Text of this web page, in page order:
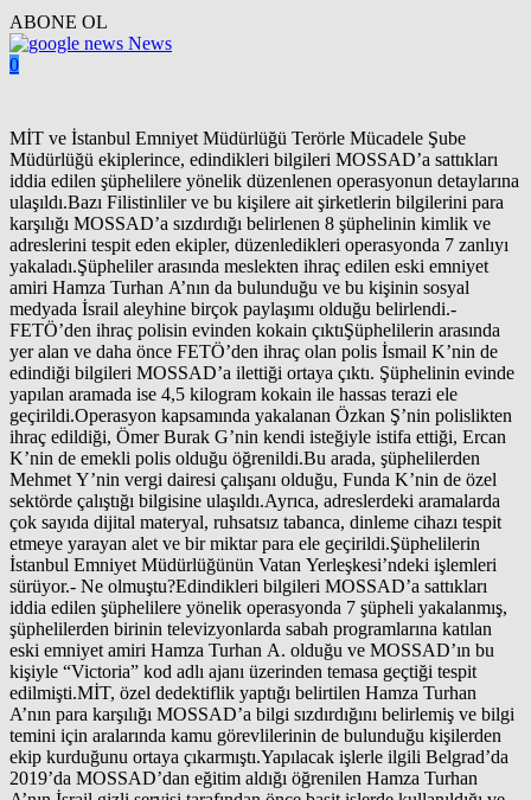
ABONE OL
News
0
MİT ve İstanbul Emniyet Müdürlüğü Terörle Mücadele Şube
Müdürlüğü ekiplerince, edindikleri bilgileri MOSSAD’a sattıkları
iddia edilen şüphelilere yönelik düzenlenen operasyonun detaylarına
ulaşıldı.Bazı Filistinliler ve bu kişilere ait şirketlerin bilgilerini para
karşılığı MOSSAD’a sızdırdığı belirlenen 8 şüphelinin kimlik ve
adreslerini tespit eden ekipler, düzenledikleri operasyonda 7 zanlıyı
yakaladı.Şüpheliler arasında meslekten ihraç edilen eski emniyet
amiri Hamza Turhan A’nın da bulunduğu ve bu kişinin sosyal
medyada İsrail aleyhine birçok paylaşımı olduğu belirlendi.-
FETÖ’den ihraç polisin evinden kokain çıktıŞüphelilerin arasında
yer alan ve daha önce FETÖ’den ihraç olan polis İsmail K’nin de
edindiği bilgileri MOSSAD’a ilettiği ortaya çıktı. Şüphelinin evinde
yapılan aramada ise 4,5 kilogram kokain ile hassas terazi ele
geçirildi.Operasyon kapsamında yakalanan Özkan Ş’nin polislikten
ihraç edildiği, Ömer Burak G’nin kendi isteğiyle istifa ettiği, Ercan
K’nin de emekli polis olduğu öğrenildi.Bu arada, şüphelilerden
Mehmet Y’nin vergi dairesi çalışanı olduğu, Funda K’nin de özel
sektörde çalıştığı bilgisine ulaşıldı.Ayrıca, adreslerdeki aramalarda
çok sayıda dijital materyal, ruhsatsız tabanca, dinleme cihazı tespit
etmeye yarayan alet ve bir miktar para ele geçirildi.Şüphelilerin
İstanbul Emniyet Müdürlüğünün Vatan Yerleşkesi’ndeki işlemleri
sürüyor.- Ne olmuştu?Edindikleri bilgileri MOSSAD’a sattıkları
iddia edilen şüphelilere yönelik operasyonda 7 şüpheli yakalanmış,
şüphelilerden birinin televizyonlarda sabah programlarına katılan
eski emniyet amiri Hamza Turhan A. olduğu ve MOSSAD’ın bu
kişiyle “Victoria” kod adlı ajanı üzerinden temasa geçtiği tespit
edilmişti.MİT, özel dedektiflik yaptığı belirtilen Hamza Turhan
A’nın para karşılığı MOSSAD’a bilgi sızdırdığını belirlemiş ve bilgi
temini için aralarında kamu görevlilerinin de bulunduğu kişilerden
ekip kurduğunu ortaya çıkarmıştı.Yapılacak işlerle ilgili Belgrad’da
2019’da MOSSAD’dan eğitim aldığı öğrenilen Hamza Turhan